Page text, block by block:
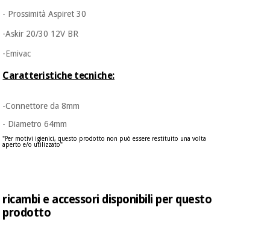
Ortopedia
chirurgici
Sport
giochi
Armadi
Veterinario
Strumenti
chirurgici
(liquidazione)
- Prossimità Aspiret 30
-Askir 20/30 12V BR
-Emivac
Caratteristiche tecniche:
-Connettore da 8mm
- Diametro 64mm
"Per motivi igienici, questo prodotto non può essere restituito una volta
aperto e/o utilizzato"
ricambi e accessori disponibili per questo
prodotto